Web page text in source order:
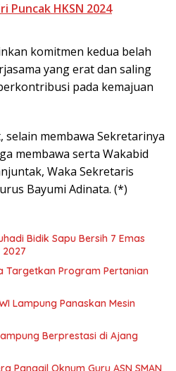
Puncak HKSN 2024
komitmen kedua belah
yang erat dan saling
pada kemajuan
selain membawa Sekretarinya
membawa serta Wakabid
Waka Sekretaris
Bayumi Adinata. (*)
Bidik Sapu Bersih 7 Emas
Targetkan Program Pertanian
Lampung Panaskan Mesin
Berprestasi di Ajang